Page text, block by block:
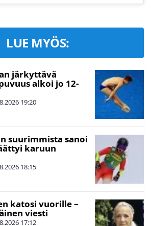
LUE MYÖS:
järkyttävä
alkoi jo 12-
19:20
suurimmista sanoi
karuun
18:15
katosi vuorille –
viesti
17:12